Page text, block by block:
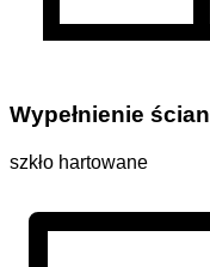
Wypełnienie ścian
szkło hartowane